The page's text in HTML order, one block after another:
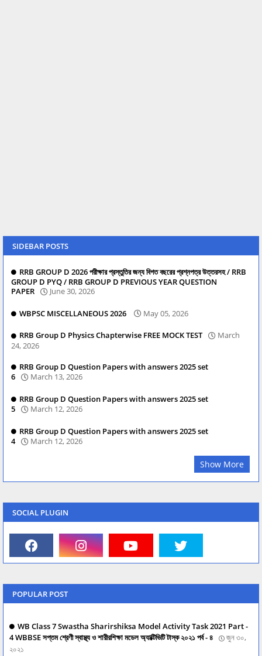
SIDEBAR POSTS
RRB GROUP D 2026 পরীক্ষার প্রস্তুতির জন্য বিগত বছরের প্রশ্নপত্র উত্তরসহ / RRB
GROUP D PYQ / RRB GROUP D PREVIOUS YEAR QUESTION
PAPER
June 30, 2026
WBPSC MISCELLANEOUS 2026 May 05, 2026
RRB Group D Physics Chapterwise FREE MOCK TEST
March
24, 2026
RRB Group D Question Papers with answers 2025 set
6
March 13, 2026
RRB Group D Question Papers with answers 2025 set
5
March 12, 2026
RRB Group D Question Papers with answers 2025 set
4
March 12, 2026
Show More
SOCIAL PLUGIN
POPULAR POST
WB Class 7 Swastha Sharirshiksa Model Activity Task 2021 Part -
4 WBBSE সপ্তম শ্রেণী স্বাস্থ্য ও শারীরশিক্ষা মডেল অ্যাক্টিভিটি টাস্ক ২০২১ পর্ব - ৪
জুন ৩০,
২০২১